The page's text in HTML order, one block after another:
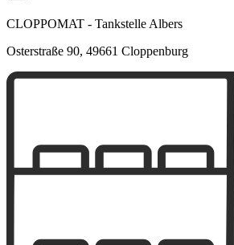
CLOPPOMAT - Tankstelle Albers
Osterstraße 90, 49661 Cloppenburg